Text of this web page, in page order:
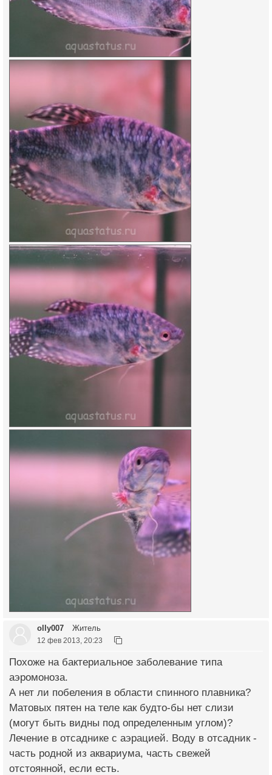
olly007 Житель
12 фев 2013, 20:23
Похоже на бактериальное заболевание типа
аэромоноза.
А нет ли побеления в области спинного плавника?
Матовых пятен на теле как будто-бы нет слизи
(могут быть видны под определенным углом)?
Лечение в отсаднике с аэрацией. Воду в отсадник -
часть родной из аквариума, часть свежей
отстоянной, если есть.